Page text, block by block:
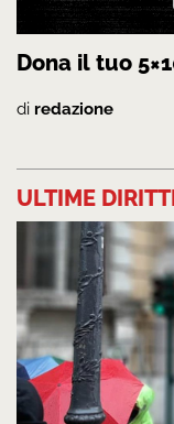
Dona il tuo
di redazione
ULTIME